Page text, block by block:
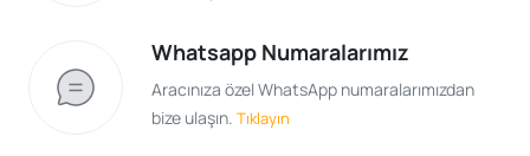
Whatsapp Numaralarımız
Aracınıza özel WhatsApp numaralarımızdan
bize ulaşın. Tıklayın